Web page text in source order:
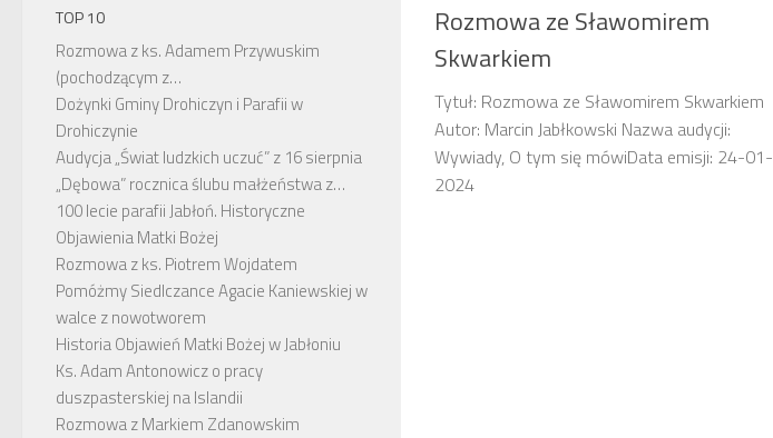
Rozmowa ze Sławomirem
Skwarkiem
Tytuł: Rozmowa ze Sławomirem Skwarkiem
Autor: Marcin Jabłkowski Nazwa audycji:
Wywiady, O tym się mówiData emisji: 24-01-
2024
TOP 10
Rozmowa z ks. Adamem Przywuskim
(pochodzącym z…
Dożynki Gminy Drohiczyn i Parafii w
Drohiczynie
Audycja „Świat ludzkich uczuć” z 16 sierpnia
„Dębowa” rocznica ślubu małżeństwa z…
100 lecie parafii Jabłoń. Historyczne
Objawienia Matki Bożej
Rozmowa z ks. Piotrem Wojdatem
Pomóżmy Siedlczance Agacie Kaniewskiej w
walce z nowotworem
Historia Objawień Matki Bożej w Jabłoniu
Ks. Adam Antonowicz o pracy
duszpasterskiej na Islandii
Rozmowa z Markiem Zdanowskim